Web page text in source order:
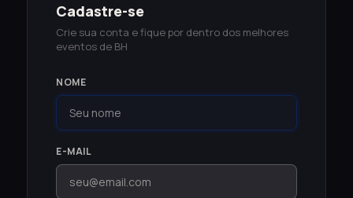
Cadastre-se
Crie sua conta e fique por dentro dos melhores
eventos de BH
NOME
E-MAIL